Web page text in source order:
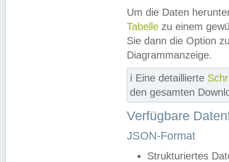
Um die Daten
Tabelle zu einem
Sie dann die Option
Diagrammanzeige.
ℹ️ Eine detaillierte
den gesamten
Verfügbare
JSON-Format
Strukturiertes